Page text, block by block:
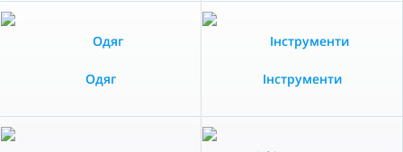
Одяг Інструменти